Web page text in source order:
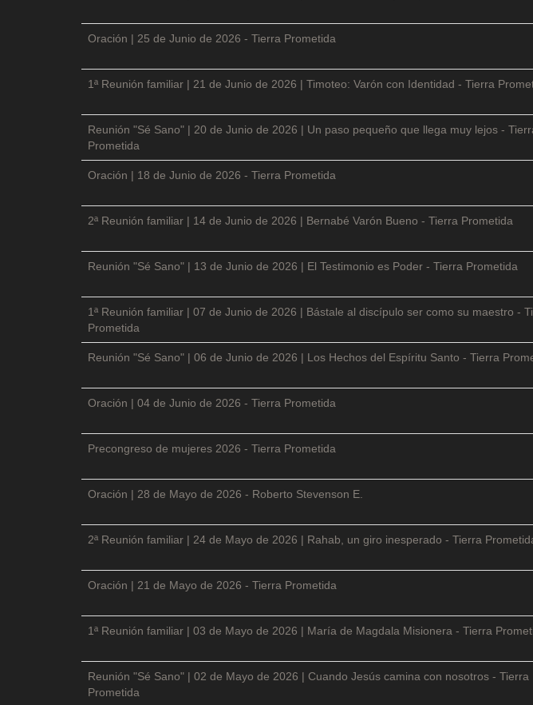
Oración | 25 de Junio de 2026 - Tierra Prometida
1ª Reunión familiar | 21 de Junio de 2026 | Timoteo: Varón con Identidad - Tierra
Reunión "Sé Sano" | 20 de Junio de 2026 | Un paso pequeño que llega muy lejos -
Prometida
Oración | 18 de Junio de 2026 - Tierra Prometida
2ª Reunión familiar | 14 de Junio de 2026 | Bernabé Varón Bueno - Tierra Prometida
Reunión "Sé Sano" | 13 de Junio de 2026 | El Testimonio es Poder - Tierra Prometida
1ª Reunión familiar | 07 de Junio de 2026 | Bástale al discípulo ser como su maestro -
Prometida
Reunión "Sé Sano" | 06 de Junio de 2026 | Los Hechos del Espíritu Santo - Tierra
Oración | 04 de Junio de 2026 - Tierra Prometida
Precongreso de mujeres 2026 - Tierra Prometida
Oración | 28 de Mayo de 2026 - Roberto Stevenson E.
2ª Reunión familiar | 24 de Mayo de 2026 | Rahab, un giro inesperado - Tierra
Oración | 21 de Mayo de 2026 - Tierra Prometida
1ª Reunión familiar | 03 de Mayo de 2026 | María de Magdala Misionera - Tierra
Reunión "Sé Sano" | 02 de Mayo de 2026 | Cuando Jesús camina con nosotros - Tierra
Prometida